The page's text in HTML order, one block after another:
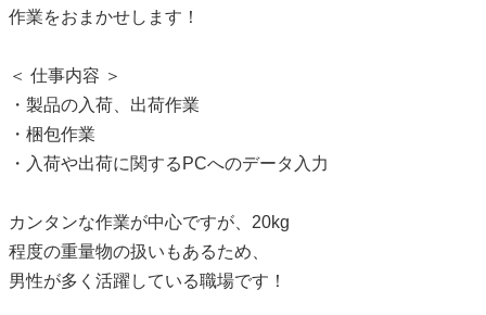
作業をおまかせします！
＜ 仕事内容 ＞
・製品の入荷、出荷作業
・梱包作業
・入荷や出荷に関するPCへのデータ入力
カンタンな作業が中心ですが、20kg
程度の重量物の扱いもあるため、
男性が多く活躍している職場です！